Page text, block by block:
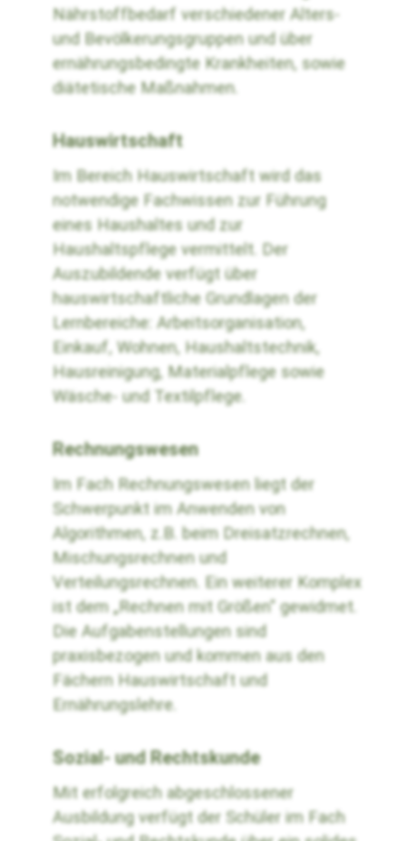
Nährstoffbedarf verschiedener Alters-
und Bevölkerungsgruppen und über
ernährungsbedingte Krankheiten, sowie
diätetische Maßnahmen.
Hauswirtschaft
Im Bereich Hauswirtschaft wird das
notwendige Fachwissen zur Führung
eines Haushaltes und zur
Haushaltspflege vermittelt. Der
Auszubildende verfügt über
hauswirtschaftliche Grundlagen der
Lernbereiche: Arbeitsorganisation,
Einkauf, Wohnen, Haushaltstechnik,
Hausreinigung, Materialpflege sowie
Wäsche- und Textilpflege.
Rechnungswesen
Im Fach Rechnungswesen liegt der
Schwerpunkt im Anwenden von
Algorithmen, z.B. beim Dreisatzrechnen,
Mischungsrechnen und
Verteilungsrechnen. Ein weiterer Komplex
ist dem „Rechnen mit Größen" gewidmet.
Die Aufgabenstellungen sind
praxisbezogen und kommen aus den
Fächern Hauswirtschaft und
Ernährungslehre.
Sozial- und Rechtskunde
Mit erfolgreich abgeschlossener
Ausbildung verfügt der Schüler im Fach